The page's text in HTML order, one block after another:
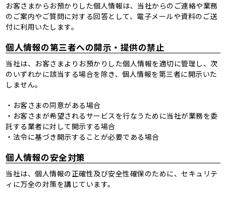
お客さまからお預かりした個人情報は、当社からのご連絡や業務
のご案内やご質問に対する回答として、電子メールや資料のご送
付に利用いたします。
個人情報の第三者への開示・提供の禁止
当社は、お客さまよりお預かりした個人情報を適切に管理し、次
のいずれかに該当する場合を除き、個人情報を第三者に開示いた
しません。
・お客さまの同意がある場合
・お客さまが希望されるサービスを行なうために当社が業務を委
託する業者に対して開示する場合
・法令に基づき開示することが必要である場合
個人情報の安全対策
当社は、個人情報の正確性及び安全性確保のために、セキュリテ
ィに万全の対策を講じています。